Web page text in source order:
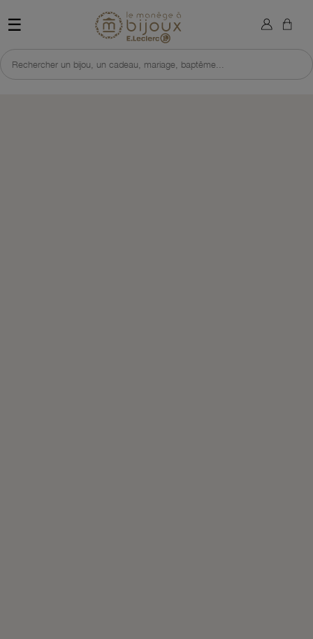
☰ Retour à l'accueil du site
Rechercher un bijou, un cadeau, mariage, baptême...
×